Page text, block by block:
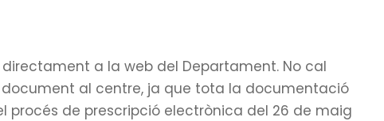
a la web del Departament. No cal
al centre, ja que tota la documentació
procés de prescripció electrònica del 26 de maig